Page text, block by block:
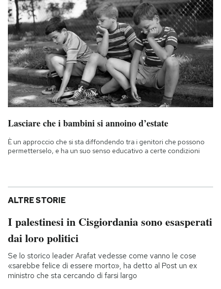
Lasciare che i bambini si annoino d’estate
È un approccio che si sta diffondendo tra i genitori che possono
permetterselo, e ha un suo senso educativo a certe condizioni
ALTRE STORIE
I palestinesi in Cisgiordania sono esasperati
dai loro politici
Se lo storico leader Arafat vedesse come vanno le cose
«sarebbe felice di essere morto», ha detto al Post un ex
ministro che sta cercando di farsi largo